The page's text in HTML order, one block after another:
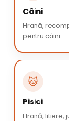
Câini
Hrană,
pentru câini.
🐱
Pisici
Hrană, litiere,